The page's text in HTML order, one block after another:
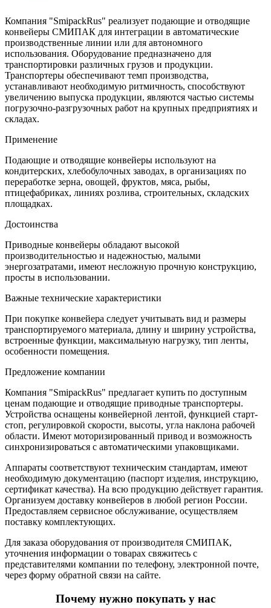
Компания "SmipackRus" реализует подающие и отводящие
конвейеры СМИПАК для интеграции в автоматические
производственные линии или для автономного
использования. Оборудование предназначено для
транспортировки различных грузов и продукции.
Транспортеры обеспечивают темп производства,
устанавливают необходимую ритмичность, способствуют
увеличению выпуска продукции, являются частью системы
погрузочно-разгрузочных работ на крупных предприятиях и
складах.
Применение
Подающие и отводящие конвейеры используют на
кондитерских, хлебобулочных заводах, в организациях по
переработке зерна, овощей, фруктов, мяса, рыбы,
птицефабриках, линиях розлива, строительных, складских
площадках.
Достоинства
Приводные конвейеры обладают высокой
производительностью и надежностью, малыми
энергозатратами, имеют несложную прочную конструкцию,
просты в использовании.
Важные технические характеристики
При покупке конвейера следует учитывать вид и размеры
транспортируемого материала, длину и ширину устройства,
встроенные функции, максимальную нагрузку, тип ленты,
особенности помещения.
Предложение компании
Компания "SmipackRus" предлагает купить по доступным
ценам подающие и отводящие приводные транспортеры.
Устройства оснащены конвейерной лентой, функцией старт-
стоп, регулировкой скорости, высоты, угла наклона рабочей
области. Имеют моторизированный привод и возможность
синхронизироваться с автоматическими упаковщиками.
Аппараты соответствуют техническим стандартам, имеют
необходимую документацию (паспорт изделия, инструкцию,
сертификат качества). На всю продукцию действует гарантия.
Организуем доставку конвейеров в любой регион России.
Предоставляем сервисное обслуживание, осуществляем
поставку комплектующих.
Для заказа оборудования от производителя СМИПАК,
уточнения информации о товарах свяжитесь с
представителями компании по телефону, электронной почте,
через форму обратной связи на сайте.
Почему нужно покупать у нас